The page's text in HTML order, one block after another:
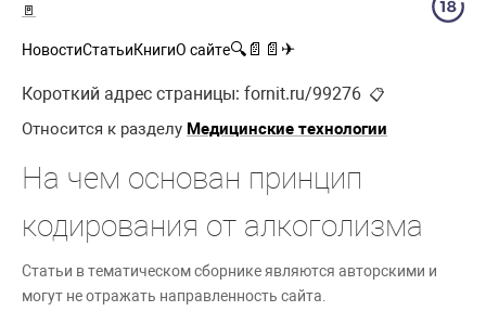
🚪
НовостиСтатьиКнигиО сайте🔍 📄 📄 ✈
Короткий адрес страницы: fornit.ru/99276 📋
Относится к разделу Медицинские технологии
На чем основан принцип
кодирования от алкоголизма
Статьи в тематическом сборнике являются авторскими и
могут не отражать направленность сайта.